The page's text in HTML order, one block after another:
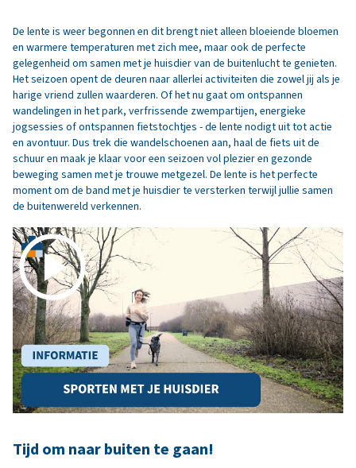
De lente is weer begonnen en dit brengt niet alleen bloeiende bloemen
en warmere temperaturen met zich mee, maar ook de perfecte
gelegenheid om samen met je huisdier van de buitenlucht te genieten.
Het seizoen opent de deuren naar allerlei activiteiten die zowel jij als je
harige vriend zullen waarderen. Of het nu gaat om ontspannen
wandelingen in het park, verfrissende zwempartijen, energieke
jogsessies of ontspannen fietstochtjes - de lente nodigt uit tot actie
en avontuur. Dus trek die wandelschoenen aan, haal de fiets uit de
schuur en maak je klaar voor een seizoen vol plezier en gezonde
beweging samen met je trouwe metgezel. De lente is het perfecte
moment om de band met je huisdier te versterken terwijl jullie samen
de buitenwereld verkennen.
Tijd om naar buiten te gaan!